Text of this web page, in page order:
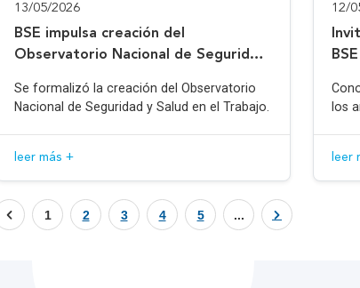
13/05/2026
BSE impulsa creación del
Observatorio Nacional de Seguridad
Se formalizó la creación del Observatorio
Nacional de Seguridad y Salud en el Trabajo.
leer más +
12/
los
leer
1 2 3 4 5 ...